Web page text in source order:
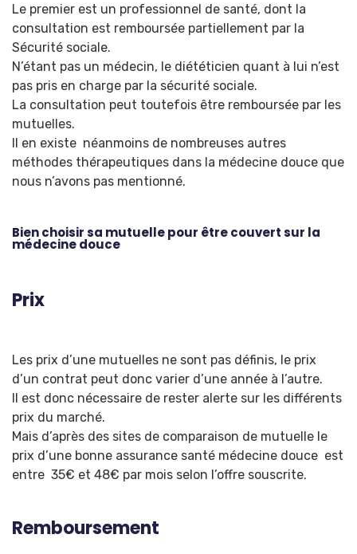
Le premier est un professionnel de santé, dont la
consultation est remboursée partiellement par la
Sécurité sociale.
N’étant pas un médecin, le diététicien quant à lui n’est
pas pris en charge par la sécurité sociale.
La consultation peut toutefois être remboursée par les
mutuelles.
Il en existe néanmoins de nombreuses autres
méthodes thérapeutiques dans la médecine douce que
nous n’avons pas mentionné.
Bien choisir sa mutuelle pour être couvert sur la
médecine douce
Prix
Les prix d’une mutuelles ne sont pas définis, le prix
d’un contrat peut donc varier d’une année à l’autre.
Il est donc nécessaire de rester alerte sur les différents
prix du marché.
Mais d’après des sites de comparaison de mutuelle le
prix d’une bonne assurance santé médecine douce est
entre 35€ et 48€ par mois selon l’offre souscrite.
Remboursement